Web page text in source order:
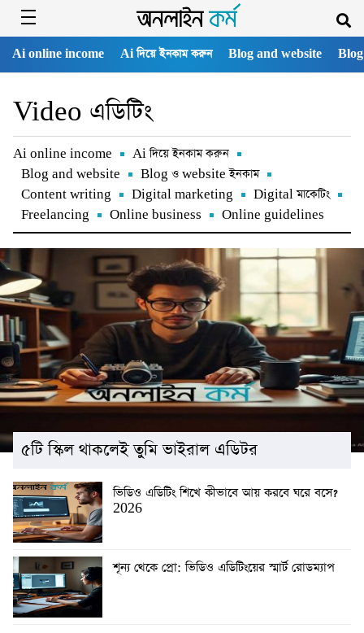
Ai online income Ai দিয়ে ইনকাম করুন Blog and website
Video এডিটিং
Ai online income
Ai দিয়ে ইনকাম করুন
Blog and website
Blog ও website ইনকাম
Content writing
Digital marketing
Digital মাকেটিং
Freelancing
Online business Online guidelines
৫টি স্কিল থাকলেই তুমি ভাইরাল এডিটর
ভিডিও এডিটিং শিখে কীভাবে আয় করবে ঘরে বসে?
2026
শূন্য থেকে প্রো: ভিডিও এডিটিংয়ের স্মার্ট রোডম্যাপ